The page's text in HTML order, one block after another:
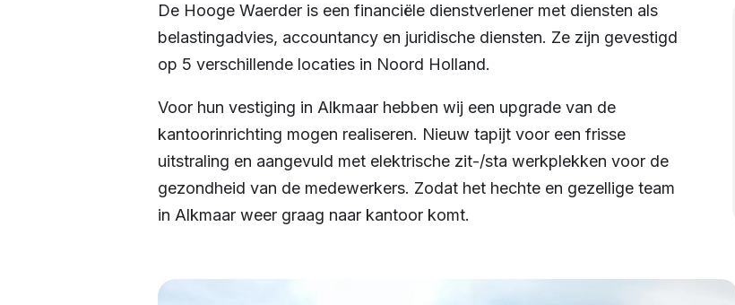
De Hooge Waerder is een financiële dienstverlener met diensten als
belastingadvies, accountancy en juridische diensten. Ze zijn gevestigd
op 5 verschillende locaties in Noord Holland.
Voor hun vestiging in Alkmaar hebben wij een upgrade van de
kantoorinrichting mogen realiseren. Nieuw tapijt voor een frisse
uitstraling en aangevuld met elektrische zit-/sta werkplekken voor de
gezondheid van de medewerkers. Zodat het hechte en gezellige team
in Alkmaar weer graag naar kantoor komt.